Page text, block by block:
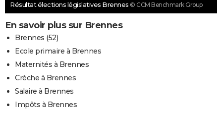
Résultat élections législatives Brennes © CCM Benchmark Group
En savoir plus sur Brennes
Brennes (52)
Ecole primaire à Brennes
Maternités à Brennes
Crèche à Brennes
Salaire à Brennes
Impôts à Brennes